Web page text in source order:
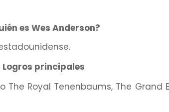
es Wes Anderson?
Logros principales
Royal Tenenbaums, The Grand